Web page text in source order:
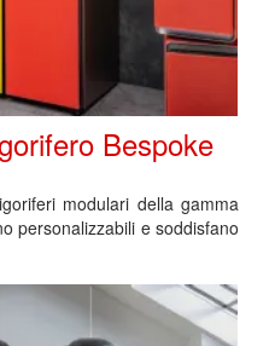
Bespoke
modulari della gamma
personalizzabili e soddisfano